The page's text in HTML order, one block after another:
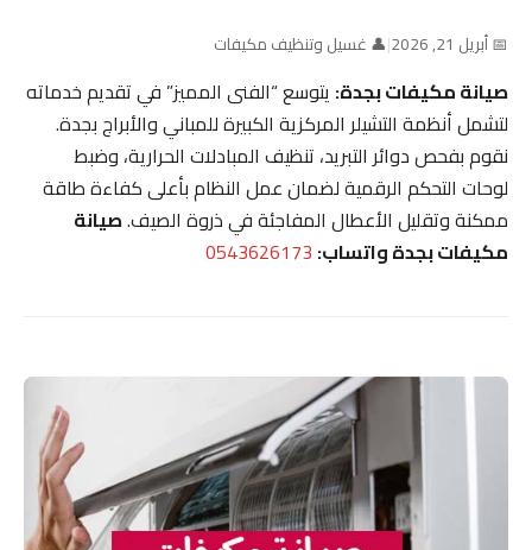
📅 أبريل 21, 2026 |👤 غسيل وتنظيف مكيفات
صيانة مكيفات بجدة:يتوسع “الفنى المميز” في تقديم خدماته
لتشمل أنظمة التشيلر المركزية الكبيرة للمباني والأبراج بجدة.
نقوم بفحص دوائر التبريد، تنظيف المبادلات الحرارية، وضبط
لوحات التحكم الرقمية لضمان عمل النظام بأعلى كفاءة طاقة
ممكنة وتقليل الأعطال المفاجئة في ذروة الصيف.صيانة
مكيفات بجدة واتساب:0543626173